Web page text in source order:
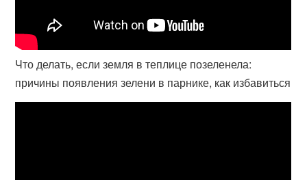
Что делать, если земля в теплице позеленела:
причины появления зелени в парнике, как избавиться